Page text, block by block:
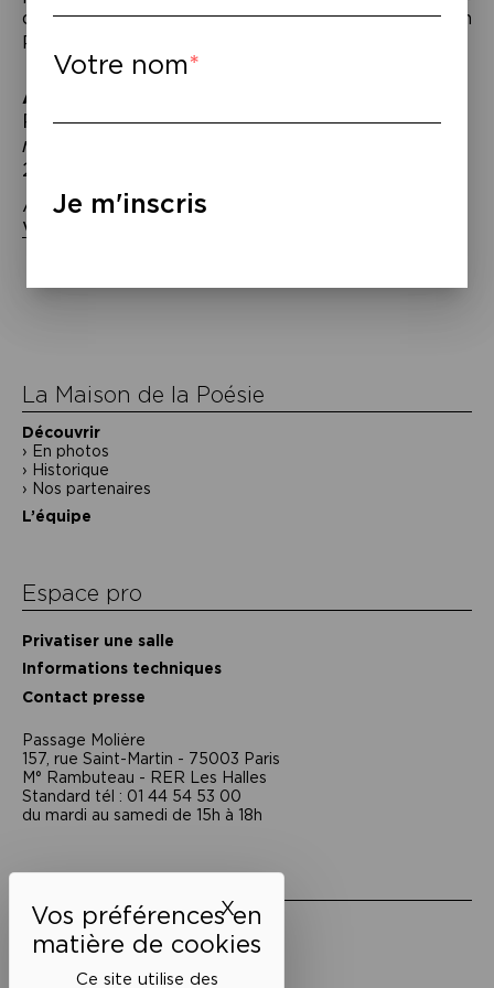
Ce site utilise des
XMasquer le bandeau des
décalé, avec la complicité du réalisateur musicien
Philippe Eveno.
À lire
Philippe Katerine,Ce que je sais de la
mort, ce que je sais de l’amour
2017.
À écouter – Philippe Katerine, « Le Film »,
Wagram Music
de
La Maison de la Poésie
Découvrir
En photos
Historique
Nos partenaires
L’équipe
Espace pro
Privatiser une salle
Informations techniques
Contact presse
Passage Moliėre
157, rue Saint-Martin - 75003 Paris
M° Rambuteau - RER Les Halles
Standard tél : 01 44 54 53 00
du mardi au samedi de 15h à 18h
Mentions légales
Politique de confidentialité
Conditions générales de vente
Votre nom
Je m'inscris